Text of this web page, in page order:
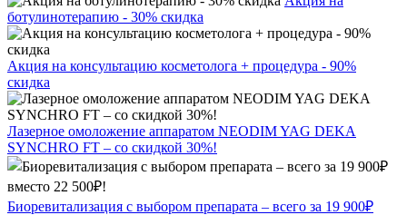
ботулинотерапию - 30% скидка
Акция на консультацию косметолога + процедура - 90%
скидка
Лазерное омоложение аппаратом NEODIM YAG DEKA
SYNCHRO FT – со скидкой 30%!
Биоревитализация с выбором препарата – всего за 19 900₽